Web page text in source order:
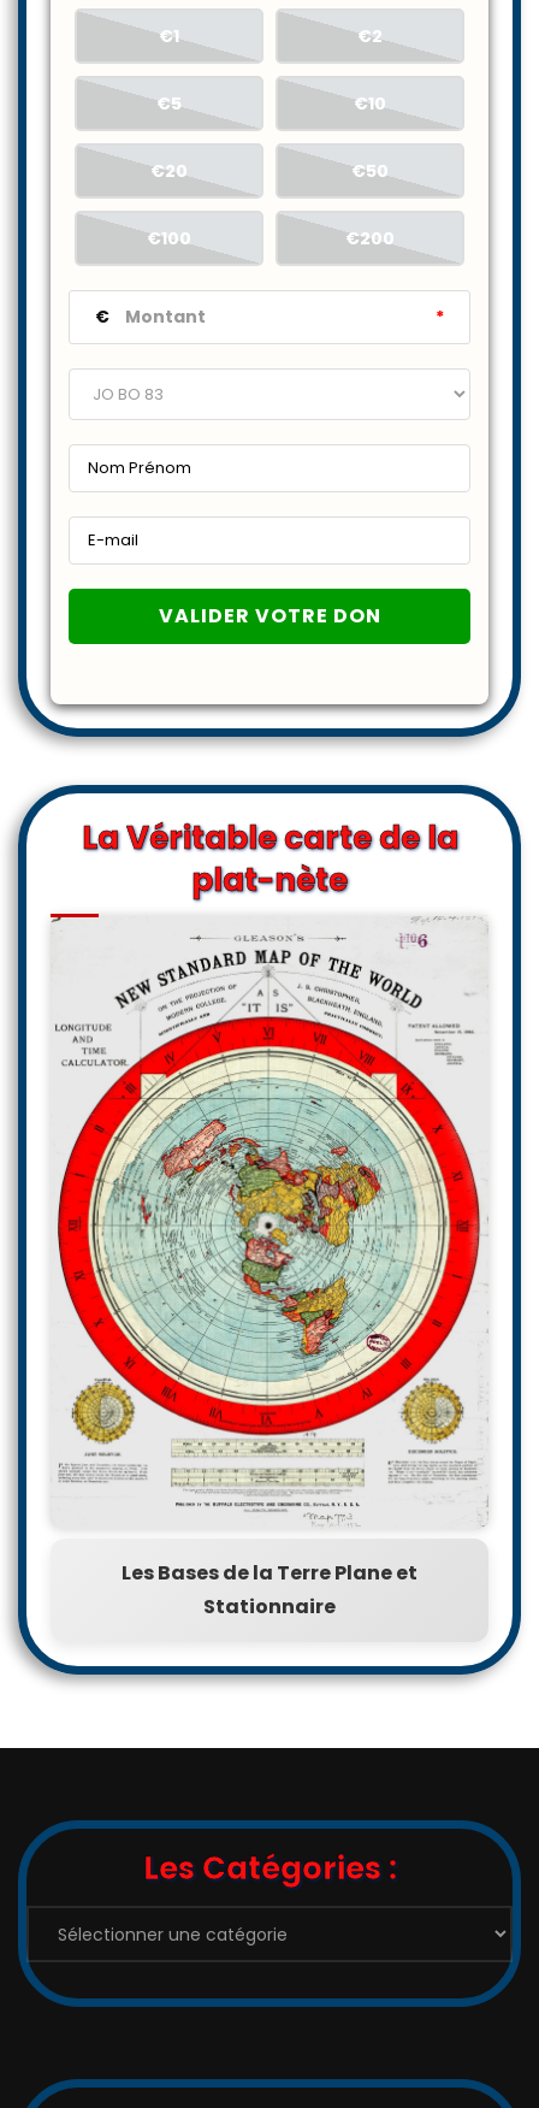
€1 €2
€5 €10
€20 €50
€100 €200
€ *
La Véritable carte de la
plat-nète
Les Bases de la Terre Plane et
Stationnaire
Les Catégories :
Catégories